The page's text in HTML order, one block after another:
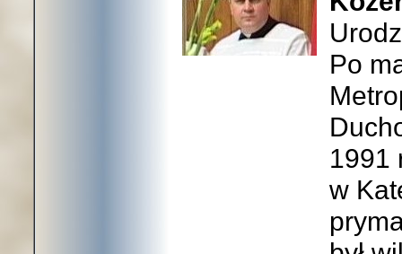
Po
1991
w